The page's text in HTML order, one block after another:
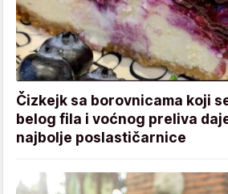
Čizkejk sa borovnicama koji
belog fila i voćnog preliva
najbolje poslastičarnice